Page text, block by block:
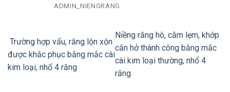
ADMIN_NIENGRANG
Trường hợp vẩu, răng lộn xộn
được khắc phục bằng mắc cài
kim loại, nhổ 4 răng
Niềng răng hô, cằm lẹm, khớp
cắn hở thành công bằng mắc
cài kim loại thường, nhổ 4
răng